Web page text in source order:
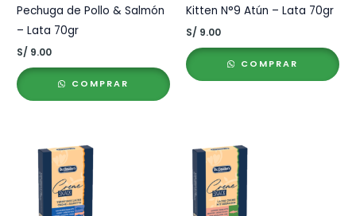
Pechuga de Pollo & Salmón
– Lata 70gr
S/ 9.00
COMPRAR
Kitten N°9 Atún – Lata 70gr
S/ 9.00
COMPRAR